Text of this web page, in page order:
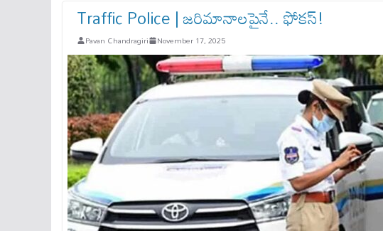
Traffic Police | జరిమానాలపైనే.. ఫోకస్‌!
Pavan Chandragiri November 17, 2025